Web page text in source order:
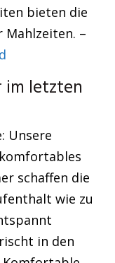
bieten die
Mahlzeiten. –
im letzten
Unsere
schaffen die
wie zu
in den